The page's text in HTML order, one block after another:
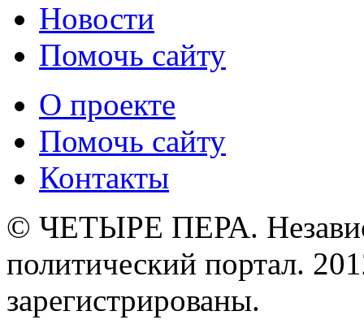
Новости
Помочь сайту
О проекте
Помочь сайту
Контакты
© ЧЕТЫРЕ ПЕРА.
политический портал.
зарегистрированы.